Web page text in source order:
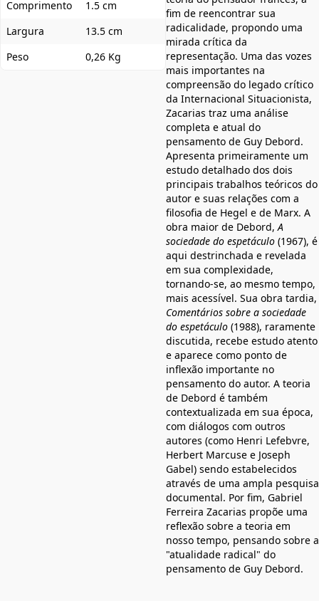
Comprimento
1.5 cm
Largura
13.5 cm
Peso
0,26 Kg
fim de reencontrar sua
radicalidade, propondo uma
mirada crítica da
representação. Uma das vozes
mais importantes na
compreensão do legado crítico
da Internacional Situacionista,
Zacarias traz uma análise
completa e atual do
pensamento de Guy Debord.
Apresenta primeiramente um
estudo detalhado dos dois
principais trabalhos teóricos do
autor e suas relações com a
filosofia de Hegel e de Marx. A
obra maior de Debord, A
sociedade do espetáculo (1967), é
aqui destrinchada e revelada
em sua complexidade,
tornando-se, ao mesmo tempo,
mais acessível. Sua obra tardia,
Comentários sobre a sociedade
do espetáculo (1988), raramente
discutida, recebe estudo atento
e aparece como ponto de
inflexão importante no
pensamento do autor. A teoria
de Debord é também
contextualizada em sua época,
com diálogos com outros
autores (como Henri Lefebvre,
Herbert Marcuse e Joseph
Gabel) sendo estabelecidos
através de uma ampla pesquisa
documental. Por fim, Gabriel
Ferreira Zacarias propõe uma
reflexão sobre a teoria em
nosso tempo, pensando sobre a
"atualidade radical" do
pensamento de Guy Debord.